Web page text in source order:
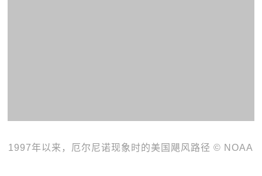
1997年以来，厄尔尼诺现象时的美国飓风路径 © NOAA